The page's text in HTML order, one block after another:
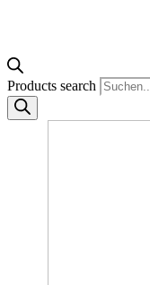
Products search